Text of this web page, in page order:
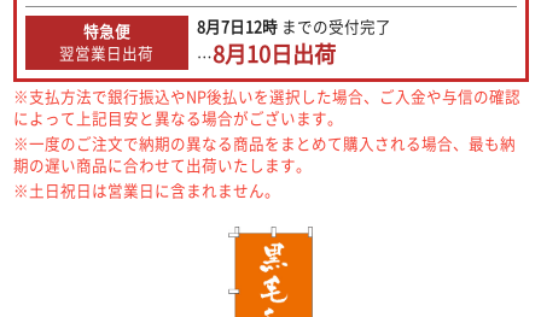
特急便
翌営業日出荷
8月7日12時 までの受付完了
…8月10日出荷
※支払方法で銀行振込やNP後払いを選択した場合、ご入金や与信の確認
によって上記目安と異なる場合がございます。
※一度のご注文で納期の異なる商品をまとめて購入される場合、最も納
期の遅い商品に合わせて出荷いたします。
※土日祝日は営業日に含まれません。